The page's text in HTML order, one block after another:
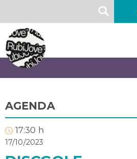
contingut
AGENDA
17:30 h
17/10/2023